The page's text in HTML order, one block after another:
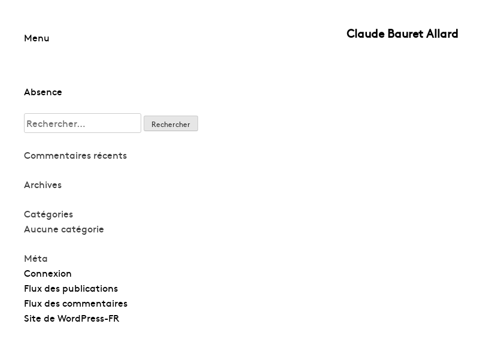
to
Claude Bauret Allard
Menu
Navigation
l’article
Absence
Rechercher :
Commentaires récents
Archives
Catégories
Aucune catégorie
Méta
Connexion
Flux des publications
Flux des commentaires
Site de WordPress-FR